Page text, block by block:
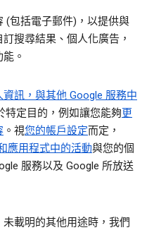
(包括電子郵件)，以提供與
搜尋結果、個人化廣告，
。
訊，與其他 Google 服務中
特定目的，例如讓您能夠更
。視您的帳戶設定而定，
應用程式中的活動與您的個
服務以及 Google 所放送
載明的其他用途時，我們